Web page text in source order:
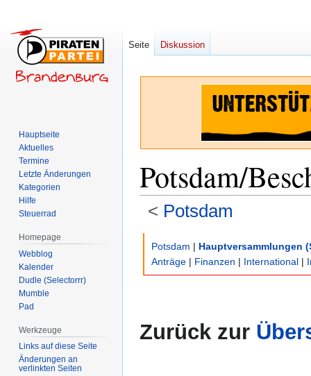
Potsdam/
< Potsdam
springen
springen
Potsdam | Hauptversammlungen
Anträge | Finanzen | International |
Zurück zur
Seite Diskussion
Hauptseite
Aktuelles
Termine
Letzte Änderungen
Kategorien
Hilfe
Steuerrad
Homepage
Webblog
Kalender
Dudle (Selectorrr)
Mumble
Pad
Werkzeuge
Links auf diese Seite
Änderungen an
verlinkten Seiten